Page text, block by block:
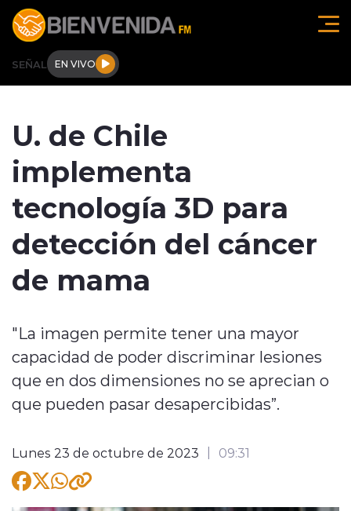
Click acá para ir directamente al contenido
SEÑAL EN VIVO
Regionales
Tendencias
Entrevistas
modo claro
U. de Chile
implementa
tecnología 3D para
detección del cáncer
de mama
"La imagen permite tener una mayor
capacidad de poder discriminar lesiones
que en dos dimensiones no se aprecian o
que pueden pasar desapercibidas”.
Lunes 23 de octubre de 2023 09:31